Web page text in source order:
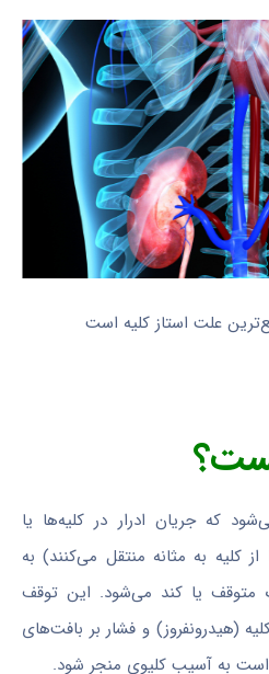
علت استاز کلیه است
که جریان ادرار در کلیه‌ها یا
از کلیه به مثانه منتقل می‌کنند) به
متوقف یا کند می‌شود. این توقف
(هیدرونفروز) و فشار بر بافت‌های
به آسیب کلیوی منجر شود.